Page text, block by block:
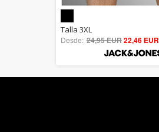
out of 5
Talla 3XL
Desde: 24,95 EUR22,46 EUR